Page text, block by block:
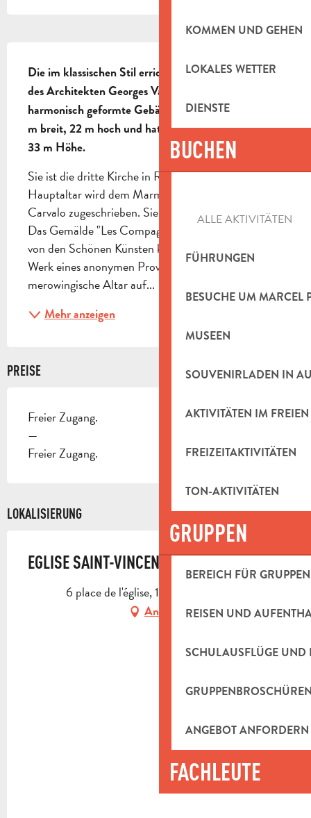
KOMMEN UND GEHEN
LOKALES WETTER
DIENSTE
BUCHEN
ALLE AKTIVITÄTEN
FÜHRUNGEN
BESUCHE UM MARCEL
MUSEEN
SOUVENIRLADEN IN
AKTIVITÄTEN IM FREIEN
FREIZEITAKTIVITÄTEN
TON-AKTIVITÄTEN
GRUPPEN
BEREICH FÜR GRUPPEN
REISEN UND
SCHULAUSFLÜGE UND
ANGEBOT ANFORDERN
FACHLEUTE
Die im klassischen Stil errichtete Kirche ist ein Werk
des Architekten Georges Vallon (1688-1767). Das
harmonisch geformte Gebäude ist 46,8 m lang, 21,8
m breit, 22 m hoch und hat einen Glockenturm von
33 m Höhe.
Sie ist die dritte Kirche in Roquevaire. Der
Hauptaltar wird dem Marmoriermeister Emmanuel
Carvalo zugeschrieben. Sie vereint kleine Schätze.
Das Gemälde "Les Compagnons d'Emmaüs", das
von den Schönen Künsten klassifiziert wurde, ist das
Werk eines anonymen Provenzalen. Der
merowingische Altar auf...
Mehr anzeigen
PREISE
Freier Zugang.
—
Freier Zugang.
LOKALISIERUNG
EGLISE SAINT-VINCENT
6 place de l'église, 13360 Roquevaire
Anfahrt